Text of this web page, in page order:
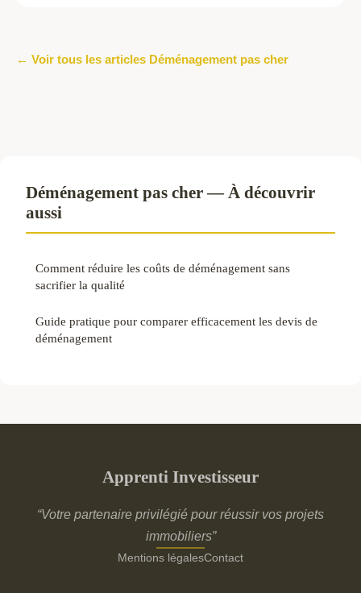
← Voir tous les articles Déménagement pas cher
Déménagement pas cher — À découvrir
aussi
Comment réduire les coûts de déménagement sans
sacrifier la qualité
Guide pratique pour comparer efficacement les devis de
déménagement
Apprenti Investisseur
“Votre partenaire privilégié pour réussir vos projets
immobiliers”
Mentions légalesContact